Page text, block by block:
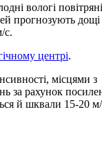
вологі
прогнозують дощі
с.
центрі.
місцями з
за рахунок
й шквали 15-20 м/